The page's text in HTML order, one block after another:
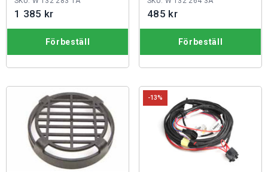
1 385 kr
Förbeställ
485 kr
Förbeställ
-13%